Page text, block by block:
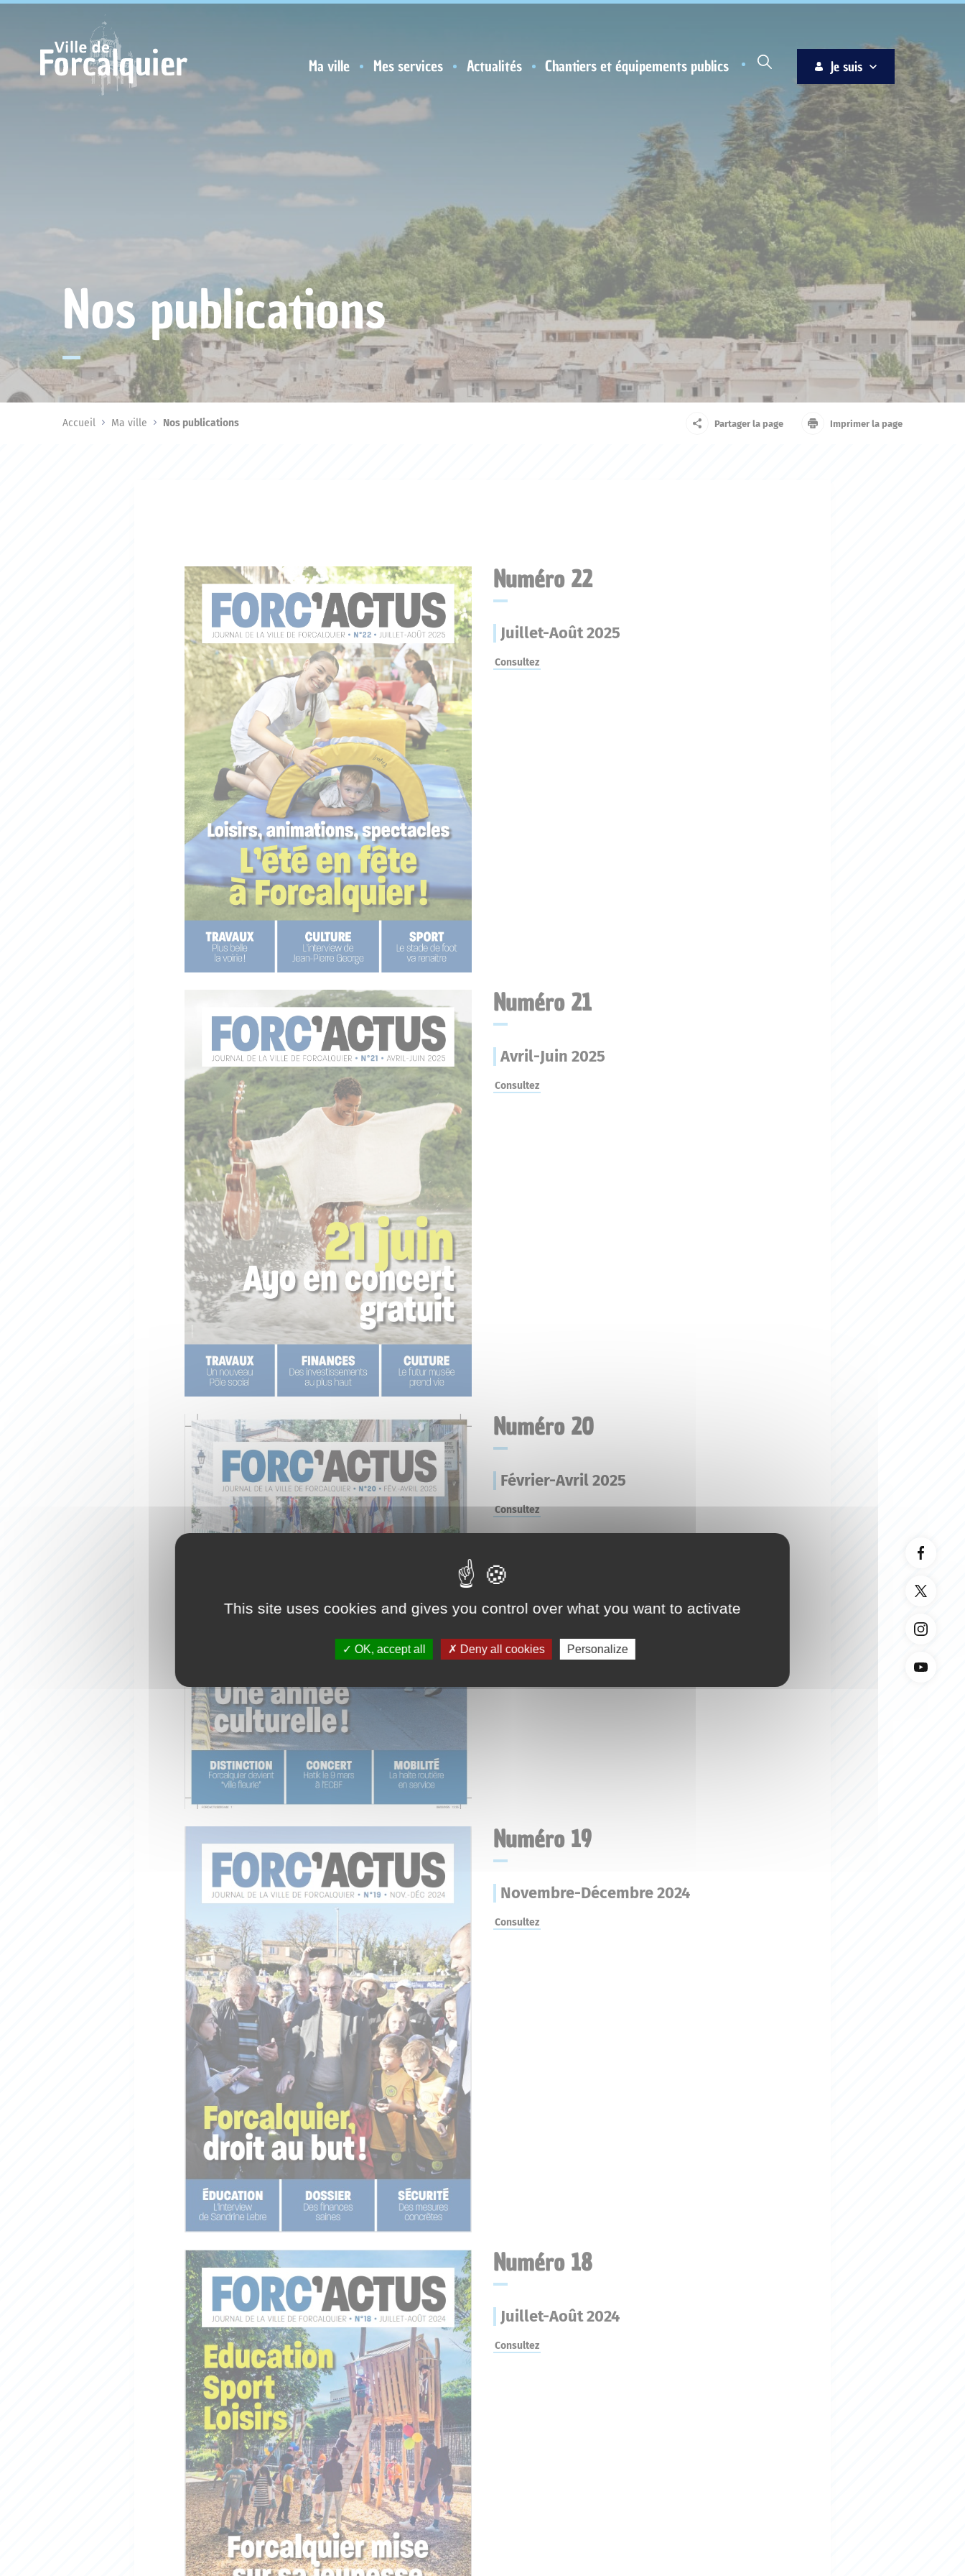
Ma ville Mes services Actualités Chantiers et équipements publics Je suis
Habitant
Associations
Jeune
Entreprise
Ainé
Nouvel
arrivant
Touriste
Nos publications
Accueil Ma ville Nos publications Partager la page Imprimer la page
Numéro 22
Juillet-Août 2025
Consultez
Numéro 21
Avril-Juin 2025
Consultez
Numéro 20
Février-Avril 2025
Consultez
Numéro 19
Novembre-Décembre 2024
Consultez
Numéro 18
Juillet-Août 2024
Consultez
Cookies management panel
This site uses cookies and gives you control over what you want to activate
OK, accept all Deny all cookies Personalize